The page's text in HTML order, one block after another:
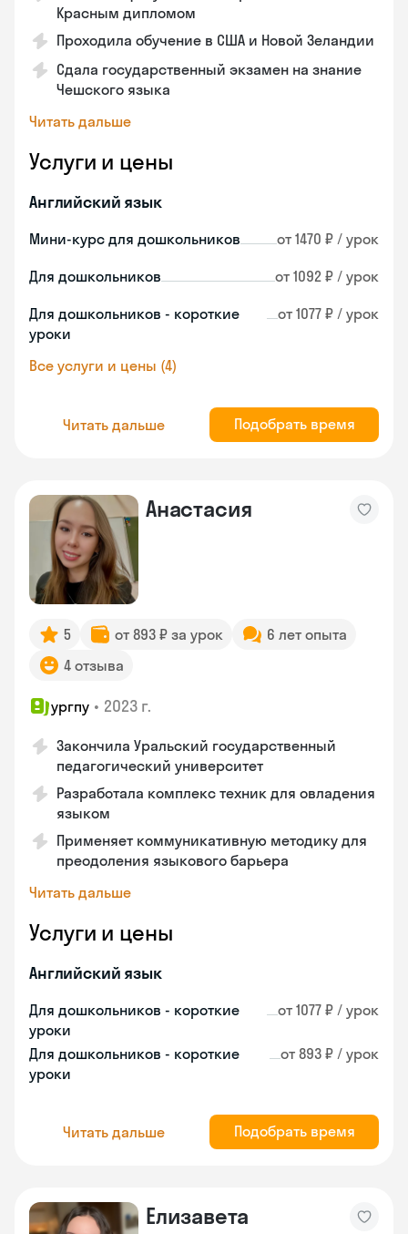
Красным дипломом
Проходила обучение в США и Новой Зеландии
Сдала государственный экзамен на знание
Чешского языка
Читать дальше
Услуги и цены
Английский язык
Мини-курс для дошкольников от 1470 ₽ / урок
Для дошкольников от 1092 ₽ / урок
Для дошкольников - короткие
уроки
от 1077 ₽ / урок
Все услуги и цены (4)
Читать дальше Подобрать время
Анастасия
5 от 893 ₽ за урок
6 лет опыта
4 отзыва
ургпу • 2023 г.
Закончила Уральский государственный
педагогический университет
Разработала комплекс техник для овладения
языком
Применяет коммуникативную методику для
преодоления языкового барьера
Читать дальше
Услуги и цены
Английский язык
Для дошкольников - короткие
уроки
от 1077 ₽ / урок
Для дошкольников - короткие
уроки
от 893 ₽ / урок
Читать дальше Подобрать время
Елизавета